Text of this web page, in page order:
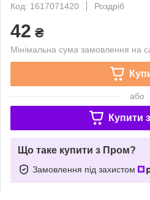
Код: 1617071420
Роздріб
42 ₴
Мінімальна сума замовлення на
або
Купити з
Що таке купити з Пром?
Замовлення під захистом